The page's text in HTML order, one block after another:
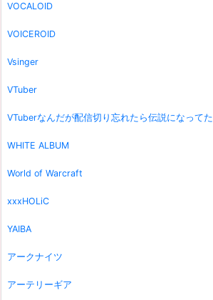
VOCALOID
VOICEROID
Vsinger
VTuber
VTuberなんだが配信切り忘れたら伝説になってた
WHITE ALBUM
World of Warcraft
xxxHOLiC
YAIBA
アークナイツ
アーテリーギア